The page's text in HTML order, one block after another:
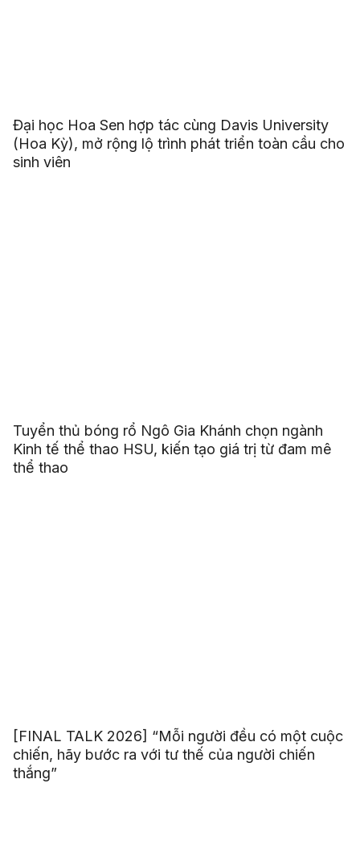
Đại học Hoa Sen hợp tác cùng Davis University
(Hoa Kỳ), mở rộng lộ trình phát triển toàn cầu cho
sinh viên
Tuyển thủ bóng rổ Ngô Gia Khánh chọn ngành
Kinh tế thể thao HSU, kiến tạo giá trị từ đam mê
thể thao
[FINAL TALK 2026] “Mỗi người đều có một cuộc
chiến, hãy bước ra với tư thế của người chiến
thắng”